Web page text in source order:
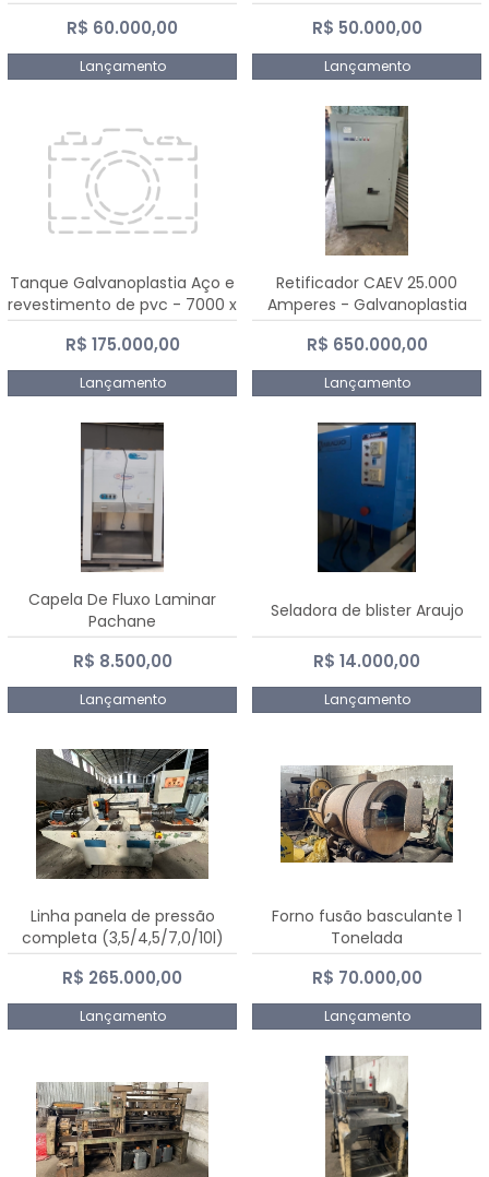
R$ 60.000,00
Lançamento
R$ 50.000,00
Lançamento
Tanque Galvanoplastia Aço e
revestimento de pvc - 7000 x
2200 mm
R$ 175.000,00
Lançamento
Retificador CAEV 25.000
Amperes - Galvanoplastia
R$ 650.000,00
Lançamento
Capela De Fluxo Laminar
Pachane
R$ 8.500,00
Lançamento
Seladora de blister Araujo
R$ 14.000,00
Lançamento
Linha panela de pressão
completa (3,5/4,5/7,0/10l)
R$ 265.000,00
Lançamento
Forno fusão basculante 1
Tonelada
R$ 70.000,00
Lançamento